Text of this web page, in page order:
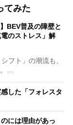
てみた
BEV普及の障壁と
のストレス」解
フト」の潮流も、
…
した「フォレスタ
には理由があっ